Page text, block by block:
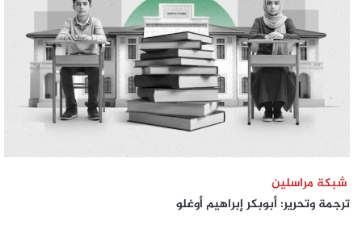
شبكة مراسلين
ترجمة وتحرير: أبوبكر إبراهيم أوغلو